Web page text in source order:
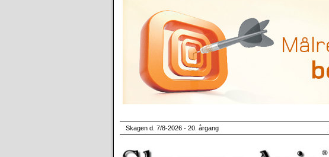
Skagen d. 7/8-2026 - 20. årgang